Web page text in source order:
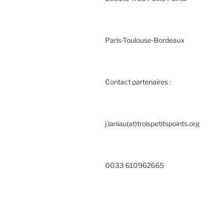
Paris-Toulouse-Bordeaux
Contact partenaires :
j.laniau(at)troispetitspoints.org
0033 610962665